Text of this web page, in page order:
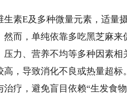
素E及多种微量元素，适量
而，单纯依靠多吃黑芝麻来
力、营养不均等多种因素相
，导致消化不良或热量超标
疗，避免盲目依赖“生发食物